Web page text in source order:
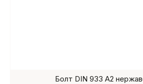
Болт DIN 933 A2